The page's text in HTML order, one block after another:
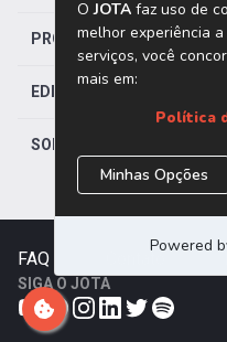
PRO SAÚDE
EDITORIAS
SOBRE O JOTA
FAQ
SIGA O JOTA